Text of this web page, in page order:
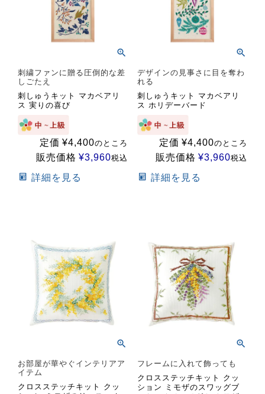
刺繍ファンに贈る圧倒的な差
しごたえ
刺しゅうキット マカベアリ
ス 実りの喜び
定価 ¥4,400のところ
販売価格 ¥3,960税込
詳細を見る
デザインの見事さに目を奪わ
れる
刺しゅうキット マカベアリ
ス ホリデーバード
定価 ¥4,400のところ
販売価格 ¥3,960税込
詳細を見る
お部屋が華やぐインテリアア
イテム
クロスステッチキット クッ
フレームに入れて飾っても
クロスステッチキット クッ
ション ミモザのスワッグブ